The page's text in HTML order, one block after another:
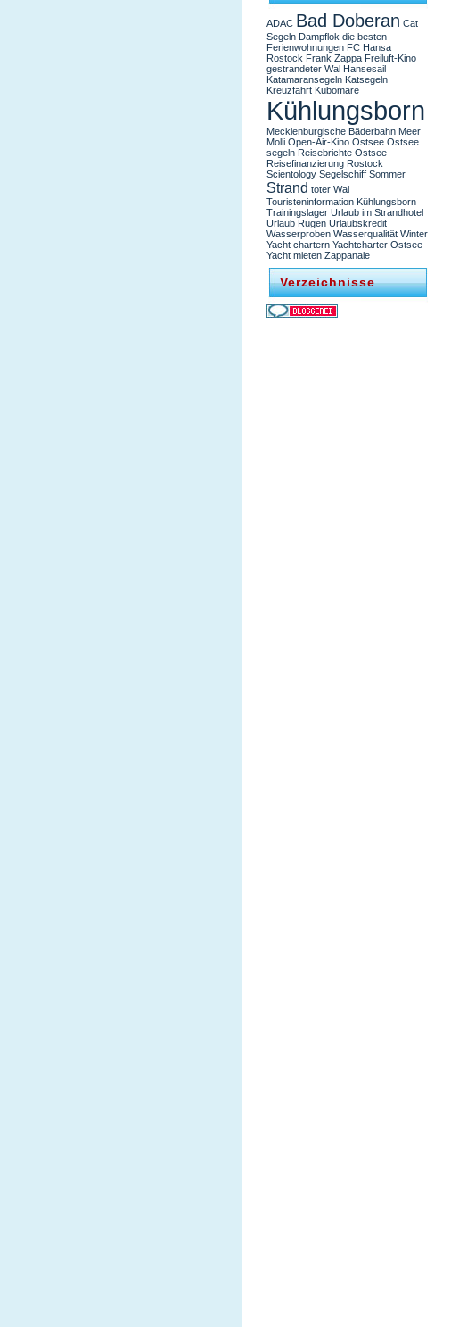
ADAC Bad Doberan Cat
Segeln Dampflok die besten
Ferienwohnungen FC Hansa
Rostock Frank Zappa Freiluft-Kino
gestrandeter Wal Hansesail
Katamaransegeln Katsegeln
Kreuzfahrt Kübomare
Kühlungsborn
Mecklenburgische Bäderbahn Meer
Molli Open-Air-Kino Ostsee Ostsee
segeln Reisebrichte Ostsee
Reisefinanzierung Rostock
Scientology Segelschiff Sommer
Strand toter Wal
Touristeninformation Kühlungsborn
Trainingslager Urlaub im Strandhotel
Urlaub Rügen Urlaubskredit
Wasserproben Wasserqualität Winter
Yacht chartern Yachtcharter Ostsee
Yacht mieten Zappanale
Verzeichnisse